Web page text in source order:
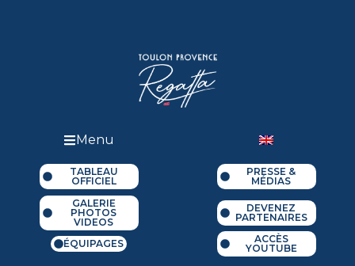
Menu
TABLEAU
OFFICIEL
PRESSE &
MÉDIAS
GALERIE
PHOTOS
VIDEOS
DEVENEZ
PARTENAIRES
ÉQUIPAGES
ACCÈS
YOUTUBE